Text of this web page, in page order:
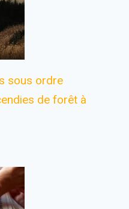
sous ordre
de forêt à